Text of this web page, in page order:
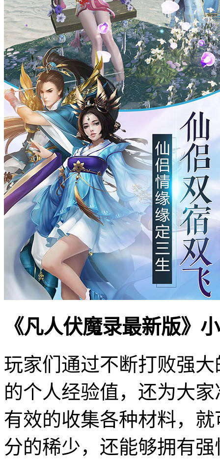
《凡人伏魔录最新版》
玩家们通过不断打败强
的个人经验值，还为大
有效的收集各种材料，
分的稀少，还能够拥有